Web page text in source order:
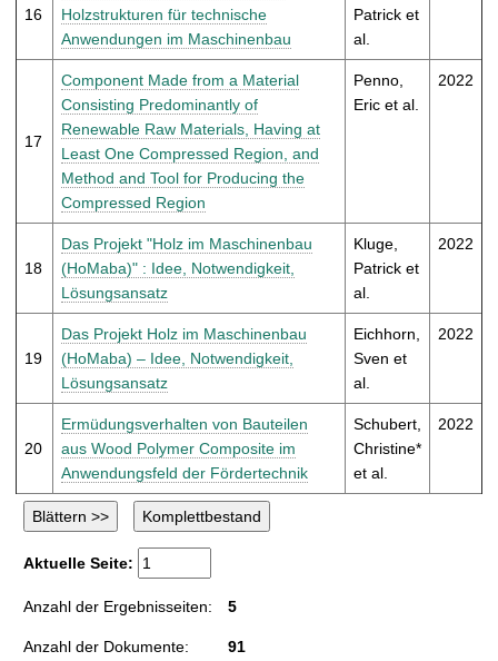
16
Holzstrukturen für technische
Anwendungen im Maschinenbau
Patrick et
al.
17
Component Made from a Material
Consisting Predominantly of
Renewable Raw Materials, Having at
Least One Compressed Region, and
Method and Tool for Producing the
Compressed Region
Penno,
Eric et al.
2022
18
Das Projekt "Holz im Maschinenbau
(HoMaba)" : Idee, Notwendigkeit,
Lösungsansatz
Kluge,
Patrick et
al.
2022
19
Das Projekt Holz im Maschinenbau
(HoMaba) – Idee, Notwendigkeit,
Lösungsansatz
Eichhorn,
Sven et
al.
2022
20
Ermüdungsverhalten von Bauteilen
aus Wood Polymer Composite im
Anwendungsfeld der Fördertechnik
Schubert,
Christine*
et al.
2022
Aktuelle Seite:
Anzahl der Ergebnisseiten: 5
Anzahl der Dokumente: 91